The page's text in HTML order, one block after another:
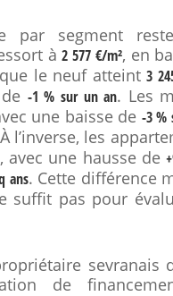
par segment
à2 577 €/m², en
le neuf atteint3
-1 % sur un an. Les
une baisse de -3 %
l’inverse, les
, avec une hausse de
ans. Cette différence
suffit pas pour
sevranais
de